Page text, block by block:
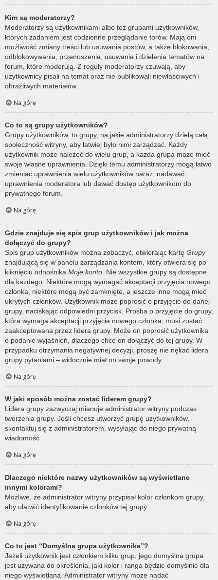
Kim są moderatorzy?
Moderatorzy są użytkownikami albo też grupami użytkowników,
których zadaniem jest codzienne przeglądanie forów. Mają oni
możliwość zmiany treści lub usuwania postów, a także blokowania,
odblokowywania, przenoszenia, usuwania i dzielenia tematów na
forum, które moderują. Z reguły moderatorzy czuwają, aby
użytkownicy pisali na temat oraz nie publikowali niewłaściwych i
obraźliwych materiałów.
Na górę
Co to są grupy użytkowników?
Grupy użytkowników, to grupy, na jakie administratorzy dzielą całą
społeczność witryny, aby łatwiej było nimi zarządzać. Każdy
użytkownik może należeć do wielu grup, a każda grupa może mieć
swoje własne uprawnienia. Dzięki temu administratorzy mogą łatwo
zmieniać uprawnienia wielu użytkowników naraz, nadawać
uprawnienia moderatora lub dawać dostęp użytkownikom do
prywatnego forum.
Na górę
Gdzie znajduje się spis grup użytkowników i jak można
dołączyć do grupy?
Spis grup użytkowników można zobaczyć, otwierając kartę Grupy
znajdującą się w panelu zarządzania kontem, który otwiera się po
kliknięciu odnośnika Moje konto . Nie wszystkie grupy są dostępne
dla każdego. Niektóre mogą wymagać akceptacji przyjęcia nowego
członka, niektóre mogą być zamknięte, a jeszcze inne mogą mieć
ukrytych członków. Użytkownik może poprosić o przyjęcie do danej
grupy, naciskając odpowiedni przycisk. Prośba o przyjęcie do grupy,
która wymaga akceptacji przyjęcia nowego członka, musi zostać
zaakceptowana przez lidera grupy. Może on poprosić użytkownika
o podanie wyjaśnień, dlaczego chce on dołączyć do tej grupy. W
przypadku otrzymania negatywnej decyzji, proszę nie nękać lidera
grupy pytaniami – widocznie miał on swoje powody.
Na górę
W jaki sposób można zostać liderem grupy?
Lidera grupy zazwyczaj mianuje administrator witryny podczas
tworzenia grupy. Jeśli chcesz utworzyć grupę użytkowników,
skontaktuj się z administratorem, wysyłając do niego prywatną
wiadomość.
Na górę
Dlaczego niektóre nazwy użytkowników są wyświetlane
innymi kolorami?
Możliwe, że administrator witryny przypisał kolor członkom grupy,
aby ułatwić identyfikowanie członków tej grupy.
Na górę
Co to jest “Domyślna grupa użytkownika”?
Jeżeli użytkownik jest członkiem kilku grup, jego domyślna grupa
jest używana do określenia, jaki kolor i ranga będzie domyślnie dla
niego wyświetlana. Administrator witryny może nadać